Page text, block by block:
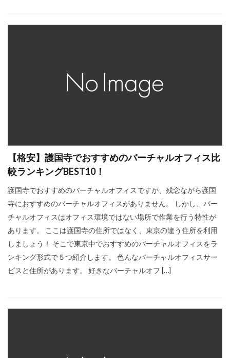
【格安】護国寺でおすすめのバーチャルオフィス比
較ランキングBEST10！
護国寺でおすすめのバーチャルオフィスですが、残念ながら護国
寺におすすめのバーチャルオフィスがありません。 しかし、バー
チャルオフィスはオフィス環境ではない場所で作業を行う特性が
あります。 ここは護国寺の住所ではなく、東京の違う住所を利用
しましょう！ そこで東京中でおすすめのバーチャルオフィスをラ
ンキング形式で５つ紹介します。 色んなバーチャルオフィスサー
ビスと住所があります。 好きなバーチャルオフ […]